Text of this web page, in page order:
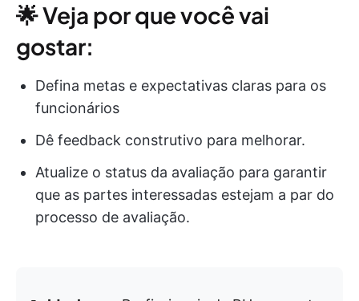
🌟 Veja por que você vai
gostar:
Defina metas e expectativas claras para os
funcionários
Dê feedback construtivo para melhorar.
Atualize o status da avaliação para garantir
que as partes interessadas estejam a par do
processo de avaliação.